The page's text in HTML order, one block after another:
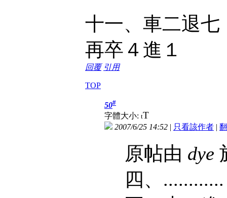
十一、車二退
再卒４進１
回覆 引用
TOP
50#
字體大小: tT
2007/6/25 14:52 | 只看該作者 |
原帖由 dye
四、